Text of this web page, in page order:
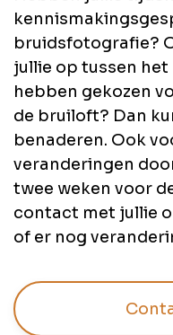
bruidsfotografie?
jullie op tussen
hebben gekozen
de bruiloft? Dan
benaderen. Ook
veranderingen
twee weken voor
contact met jullie
of er nog